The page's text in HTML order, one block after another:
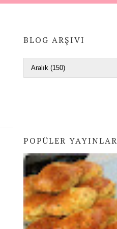
BLOG ARŞIVI
POPÜLER YAYINLAR